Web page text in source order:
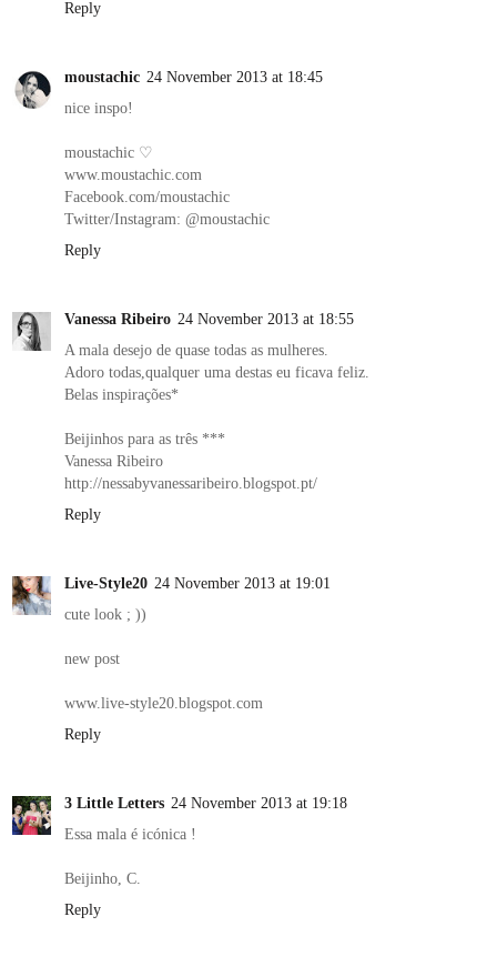
Reply
moustachic 24 November 2013 at 18:45
nice inspo!
moustachic ♡
www.moustachic.com
Facebook.com/moustachic
Twitter/Instagram: @moustachic
Reply
Vanessa Ribeiro 24 November 2013 at 18:55
A mala desejo de quase todas as mulheres.
Adoro todas,qualquer uma destas eu ficava feliz.
Belas inspirações*
Beijinhos para as três ***
Vanessa Ribeiro
http://nessabyvanessaribeiro.blogspot.pt/
Reply
Live-Style20 24 November 2013 at 19:01
cute look ; ))
new post
www.live-style20.blogspot.com
Reply
3 Little Letters 24 November 2013 at 19:18
Essa mala é icónica !
Beijinho, C.
Reply